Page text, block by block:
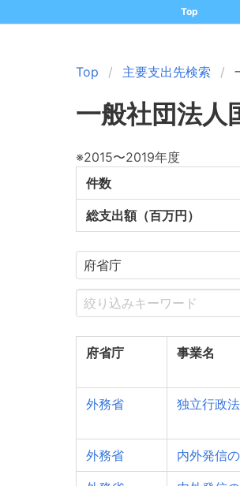
Top
Top 主要支出先検索
一般社団法人
※2015〜2019年度
件数
総支出額（百万円）
府省庁 事業名
外務省 独立行政
外務省 内外発信